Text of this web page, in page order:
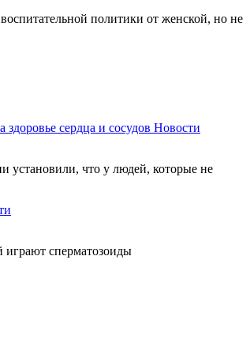
политики от женской, но не
сердца и сосудов Новости
установили, что у людей, которые не
играют сперматозоиды